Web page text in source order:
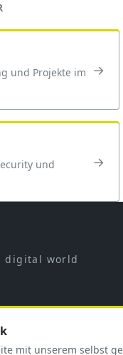
und Projekte im
→
und
→
digital world
mit unserem selbst